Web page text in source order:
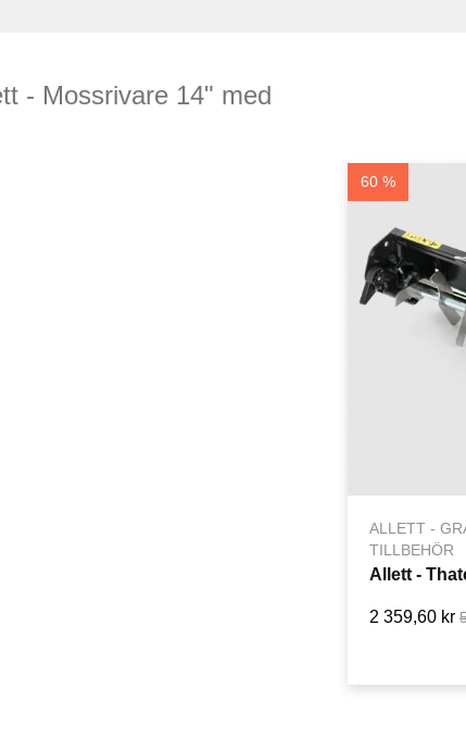
- Mossrivare 14" med
60 %
ALLETT -
TILLBEHÖR
Allett -
2 359,60 kr